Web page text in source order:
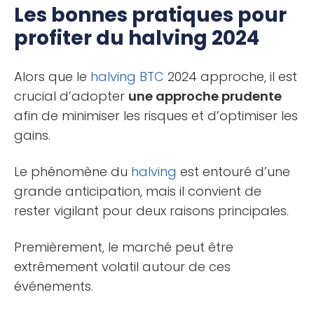
Les bonnes pratiques pour
profiter du halving 2024
Alors que le halving BTC 2024 approche, il est
crucial d’adopter une approche prudente
afin de minimiser les risques et d’optimiser les
gains.
Le phénomène du halving est entouré d’une
grande anticipation, mais il convient de
rester vigilant pour deux raisons principales.
Premièrement, le marché peut être
extrêmement volatil autour de ces
événements.